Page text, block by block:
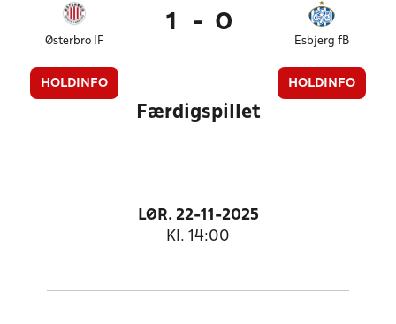
Østerbro IF
HOLDINFO
1 - 0
Esbjerg fB
HOLDINFO
Færdigspillet
LØR. 22-11-2025
Kl. 14:00